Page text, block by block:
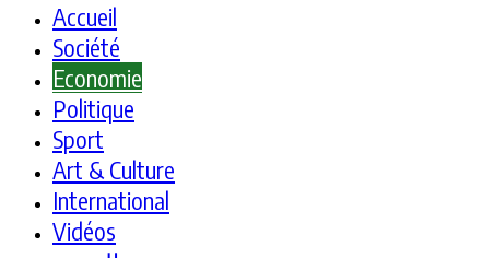
Accueil
Société
Economie
Politique
Sport
Art & Culture
International
Vidéos